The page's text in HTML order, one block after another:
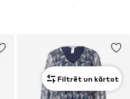
Filtrēt un kārtot